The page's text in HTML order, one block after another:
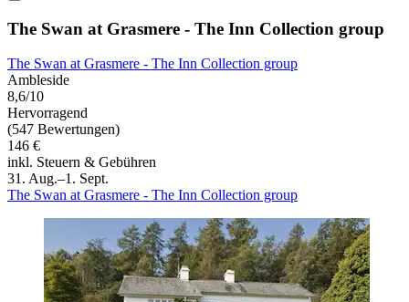
The Swan at Grasmere - The Inn Collection group
The Swan at Grasmere - The Inn Collection group
Ambleside
8,6/10
Hervorragend
(547 Bewertungen)
146 €
inkl. Steuern & Gebühren
31. Aug.–1. Sept.
The Swan at Grasmere - The Inn Collection group